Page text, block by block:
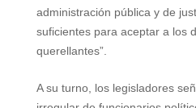
administración pública y de
suficientes para aceptar a los
querellantes”.
A su turno, los legisladores